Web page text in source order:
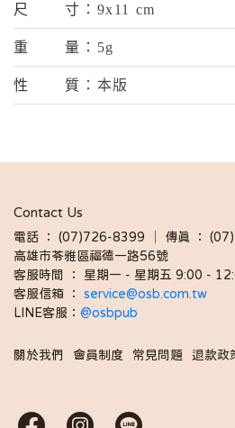
尺寸 ：9x11 cm
重量 ：5g
性質 ：本版
Contact Us
電話 ： (07)726-8399 │ 傳真 ：
高雄市苓雅區福德一路56號
客服時間 ： 星期一 - 星期五 9:00 -
客服信箱 ： service@osb.com.tw
LINE客服： @osbpub
關於我們 會員制度 常見問題 退款政